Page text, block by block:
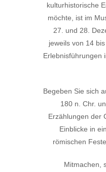
kulturhistorische
möchte, ist im
27. und 28.
jeweils von 14
Erlebnisführungen
Begeben Sie sich
180 n. Chr.
Erzählungen der
Einblicke in
römischen
Mitmachen,